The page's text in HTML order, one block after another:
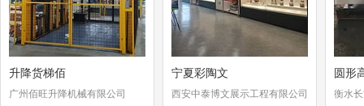
升降货梯佰
广州佰旺升降机械有限公司
宁夏彩陶文
西安中泰博文展示工程有限公司
圆形
衡水